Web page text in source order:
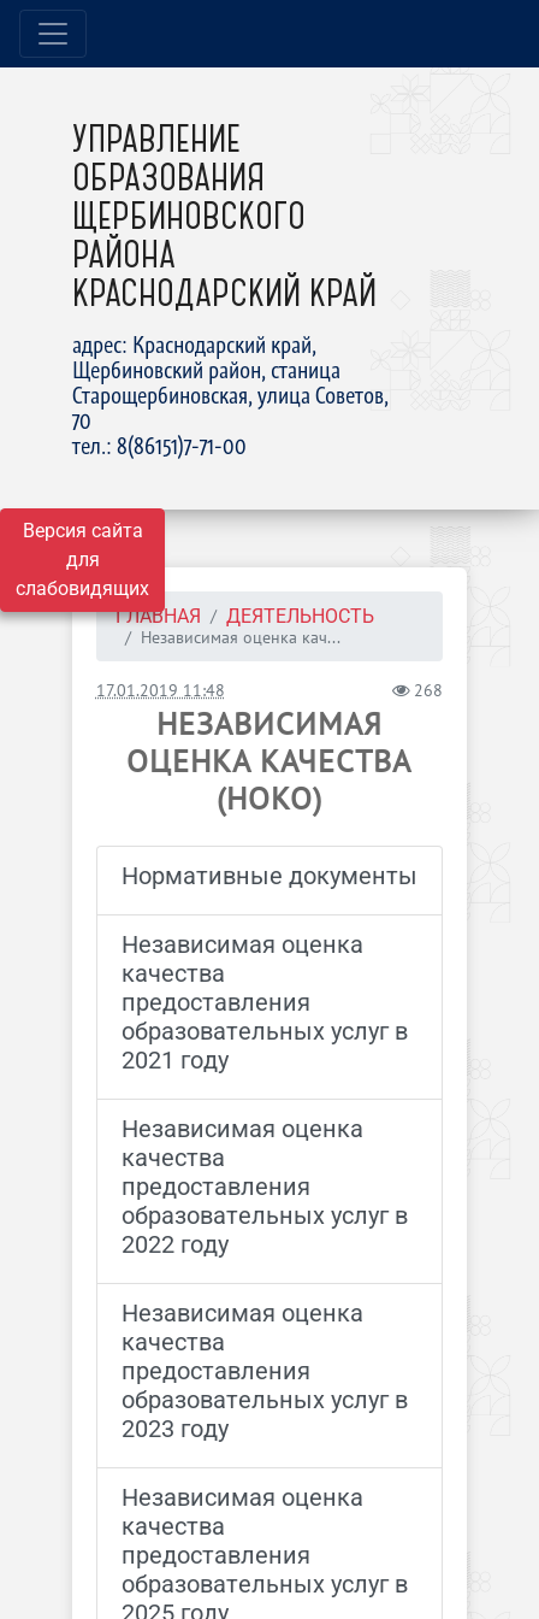
Версия сайта
для
слабовидящих
УПРАВЛЕНИЕ
ОБРАЗОВАНИЯ
ЩЕРБИНОВСКОГО
РАЙОНА
КРАСНОДАРСКИЙ КРАЙ
адрес: Краснодарский край,
Щербиновский район, станица
Старощербиновская, улица Советов,
70
тел.: 8(86151)7-71-00
ГЛАВНАЯ
ДЕЯТЕЛЬНОСТЬ
Независимая оценка кач...
17.01.2019 11:48 268
НЕЗАВИСИМАЯ
ОЦЕНКА КАЧЕСТВА
(НОКО)
Нормативные документы
Независимая оценка
качества
предоставления
образовательных услуг в
2021 году
Независимая оценка
качества
предоставления
образовательных услуг в
2022 году
Независимая оценка
качества
предоставления
образовательных услуг в
2023 году
Независимая оценка
качества
предоставления
образовательных услуг в
2025 году